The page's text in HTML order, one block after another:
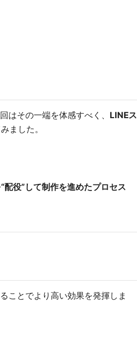
はその一端を体感すべく、 LINEス
ました。
役”して制作を進めたプロセス
ことでより高い効果を発揮しま